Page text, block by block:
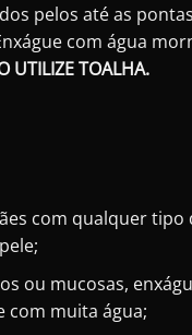
pelos até as
com água
UTILIZE TOALHA.
com qualquer tipo
ou mucosas,
com muita água;